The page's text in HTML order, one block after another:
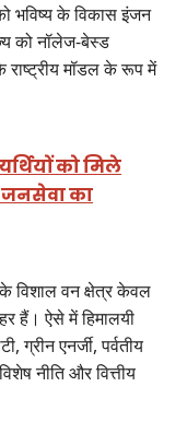
भविष्य के विकास इंजन
को नॉलेज-बेस्ड
मॉडल के रूप में
को मिले
जनसेवा का
विशाल वन क्षेत्र केवल
हैं। ऐसे में हिमालयी
ग्रीन एनर्जी, पर्वतीय
नीति और वित्तीय